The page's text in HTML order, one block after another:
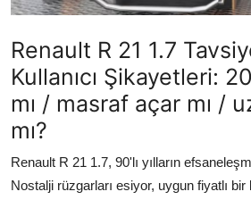
Renault R 21 1.7
Kullanıcı Şikayetleri:
mı / masraf açar mı /
mı?
Renault R 21 1.7, 90'lı yılların
Nostalji rüzgarları esiyor, uygun fiyatlı